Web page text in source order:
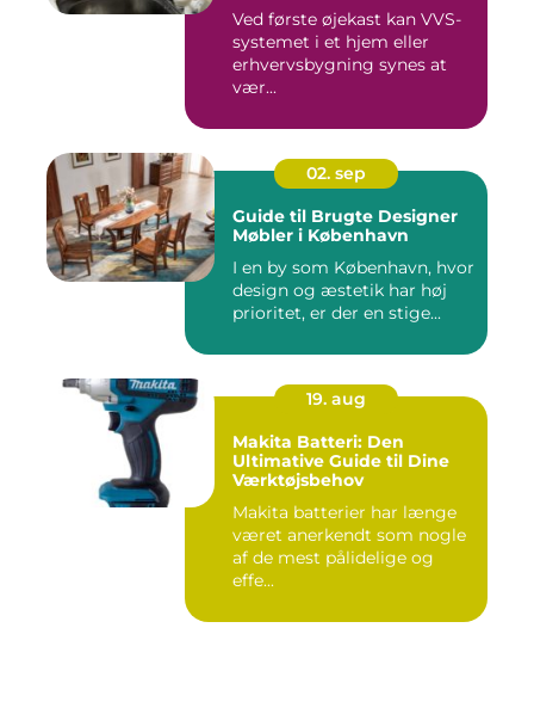
Ved første øjekast kan VVS-
systemet i et hjem eller
erhvervsbygning synes at
vær...
02. sep
Guide til Brugte Designer
Møbler i København
I en by som København, hvor
design og æstetik har høj
prioritet, er der en stige...
19. aug
Makita Batteri: Den
Ultimative Guide til Dine
Værktøjsbehov
Makita batterier har længe
været anerkendt som nogle
af de mest pålidelige og
effe...